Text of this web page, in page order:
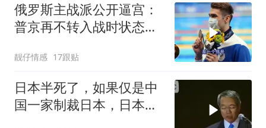
俄罗斯主战派公开逼宫：
普京再不转入战时状态，
靓仔情感 17跟贴
日本半死了，如果仅是中
国一家制裁日本，日本可